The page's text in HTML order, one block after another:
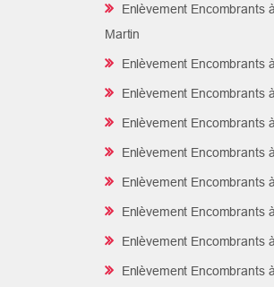
Enlèvement Encombrants
Martin
Enlèvement Encombrants
Enlèvement Encombrants
Enlèvement Encombrants
Enlèvement Encombrants
Enlèvement Encombrants
Enlèvement Encombrants
Enlèvement Encombrants
Enlèvement Encombrants